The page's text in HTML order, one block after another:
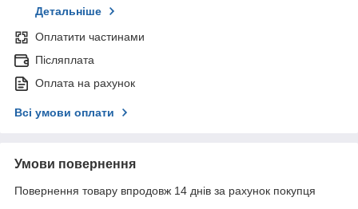
Детальніше
Оплатити частинами
Післяплата
Оплата на рахунок
Всі умови оплати
Умови повернення
Повернення товару впродовж 14 днів за рахунок покупця